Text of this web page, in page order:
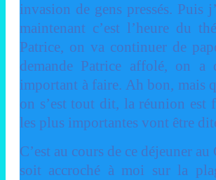
invasion de gens pressés. Puis
maintenant c’est l’heure du
Patrice, on va continuer de
demande Patrice affolé, on
important à faire. Ah bon, mais
on s’est tout dit, la réunion est
les plus importantes vont être
C’est au cours de ce déjeuner
soit accroché à moi sur la